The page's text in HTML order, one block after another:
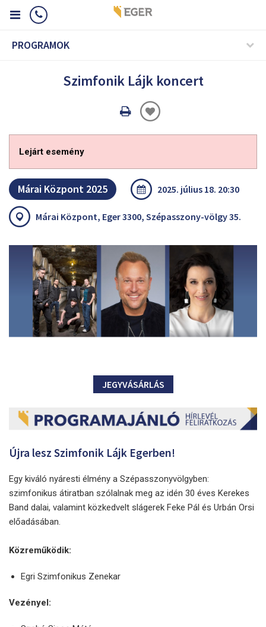
PROGRAMOK
Szimfonik Lájk koncert
Oldal
Lejárt esemény
Márai Központ 2025 2025. július 18. 20:30
Márai Központ, Eger 3300, Szépasszony-völgy 35.
JEGYVÁSÁRLÁS
Újra lesz Szimfonik Lájk Egerben!
Egy kiváló nyáresti élmény a Szépasszonyvölgyben:
szimfonikus átiratban szólalnak meg az idén 30 éves Kerekes
Band dalai, valamint közkedvelt slágerek Feke Pál és Urbán Orsi
előadásában.
Közreműködik:
Egri Szimfonikus Zenekar
Vezényel: